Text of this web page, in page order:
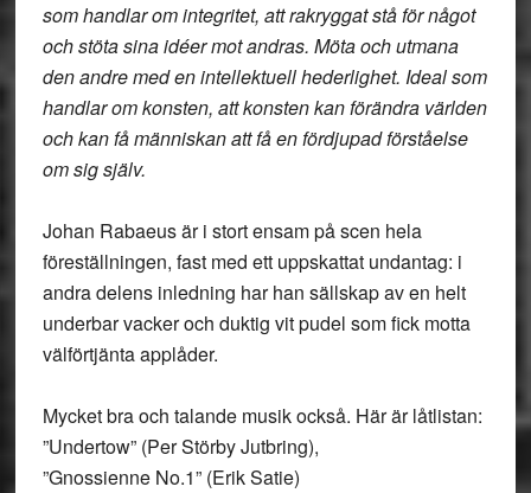
som handlar om integritet, att rakryggat stå för något
och stöta sina idéer mot andras. Möta och utmana
den andre med en intellektuell hederlighet. Ideal som
handlar om konsten, att konsten kan förändra världen
och kan få människan att få en fördjupad förståelse
om sig själv.
Johan Rabaeus är i stort ensam på scen hela
föreställningen, fast med ett uppskattat undantag: i
andra delens inledning har han sällskap av en helt
underbar vacker och duktig vit pudel som fick motta
välförtjänta applåder.
Mycket bra och talande musik också. Här är låtlistan:
”Undertow” (Per Störby Jutbring),
”Gnossienne No.1” (Erik Satie)